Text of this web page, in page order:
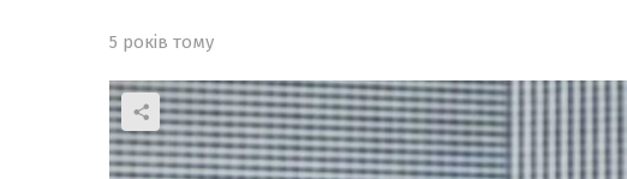
5 років тому